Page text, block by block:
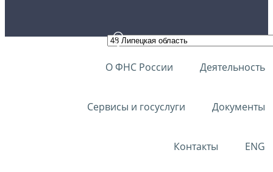
О ФНС России Деятельность
Сервисы и госуслуги Документы
Контакты ENG